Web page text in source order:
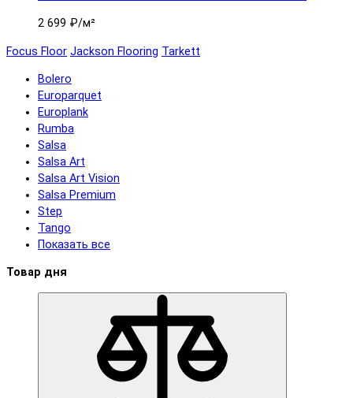
2 699 ₽/м²
Focus Floor Jackson Flooring Tarkett
Bolero
Europarquet
Europlank
Rumba
Salsa
Salsa Art
Salsa Art Vision
Salsa Premium
Step
Tango
Показать все
Товар дня